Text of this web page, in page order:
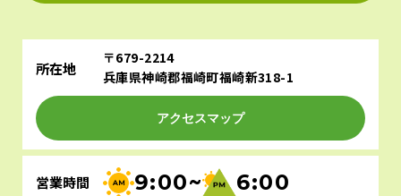
所在地
〒679-2214
兵庫県神崎郡福崎町福崎新318-1
アクセスマップ
営業時間 9:00~ 6:00